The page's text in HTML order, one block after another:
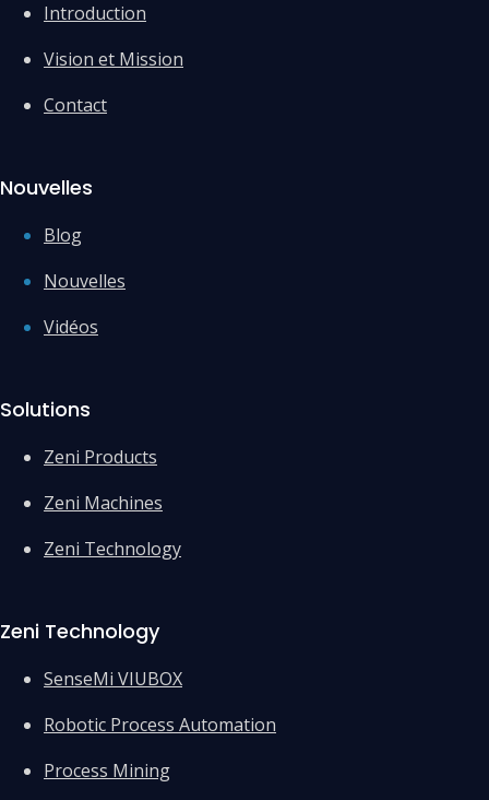
Introduction
Vision et Mission
Contact
Nouvelles
Blog
Nouvelles
Vidéos
Solutions
Zeni Products
Zeni Machines
Zeni Technology
Zeni Technology
SenseMi VIUBOX
Robotic Process Automation
Process Mining